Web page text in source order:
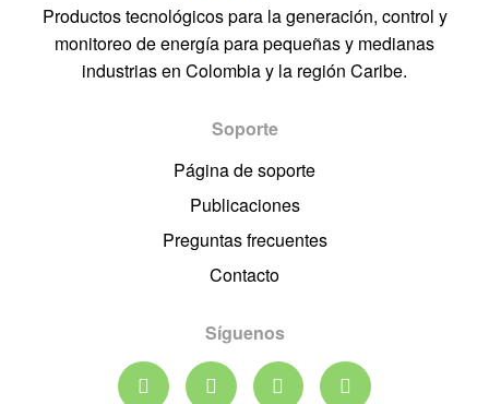
Productos tecnológicos para la generación, control y
monitoreo de energía para pequeñas y medianas
industrias en Colombia y la región Caribe.
Soporte
Página de soporte
Publicaciones
Preguntas frecuentes
Contacto
Síguenos